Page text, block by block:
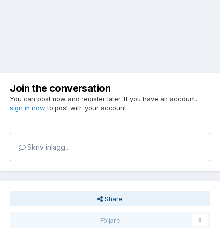
Join the conversation
You can post now and register later. If you have an account,
sign in now to post with your account.
Skriv inlägg...
Share
Följare 0